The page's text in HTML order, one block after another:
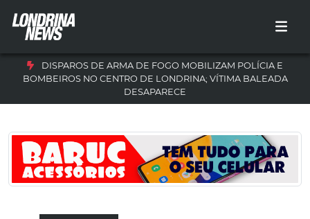
DISPAROS DE ARMA DE FOGO MOBILIZAM POLÍCIA E
BOMBEIROS NO CENTRO DE LONDRINA; VÍTIMA BALEADA
DESAPARECE